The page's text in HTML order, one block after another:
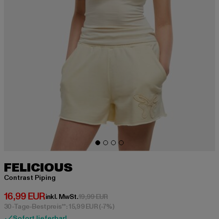
FELICIOUS
Contrast Piping
16,99 EUR
Derzeitiger Preis: 16,99 EUR
inkl. MwSt.19,99 EURAktionspreis: 19,99 EUR
30-Tage-Bestpreis**: 15,99 EUR(-7%)